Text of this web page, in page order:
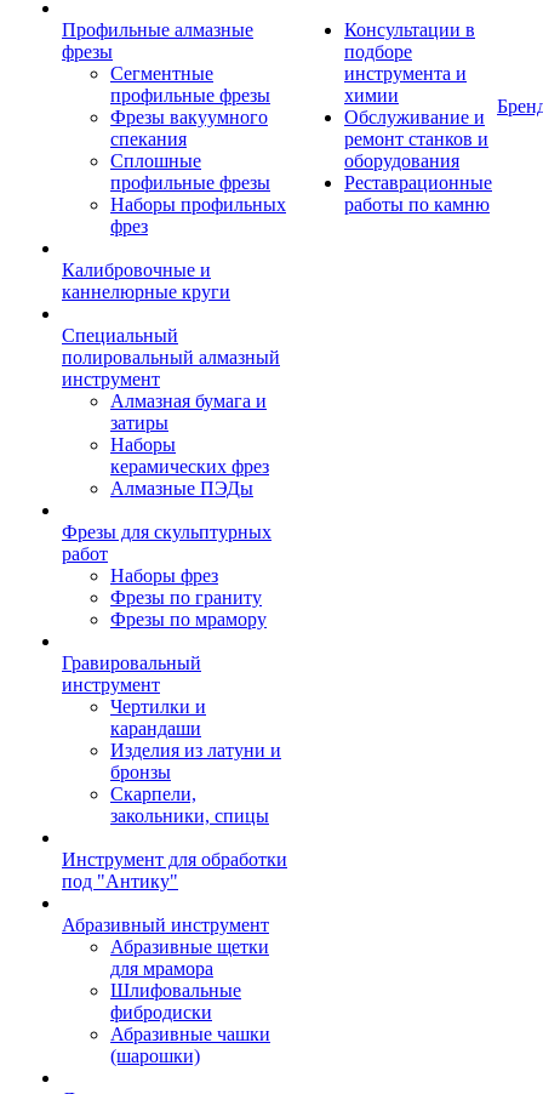
Профильные алмазные
фрезы
Сегментные
профильные фрезы
Фрезы вакуумного
спекания
Сплошные
профильные фрезы
Наборы профильных
фрез
Калибровочные и
каннелюрные круги
Специальный
полировальный алмазный
инструмент
Алмазная бумага и
затиры
Наборы
керамических фрез
Алмазные ПЭДы
Фрезы для скульптурных
работ
Наборы фрез
Фрезы по граниту
Фрезы по мрамору
Гравировальный
инструмент
Чертилки и
карандаши
Изделия из латуни и
бронзы
Скарпели,
закольники, спицы
Инструмент для обработки
под "Антику"
Абразивный инструмент
Абразивные щетки
для мрамора
Шлифовальные
фибродиски
Абразивные чашки
(шарошки)
Консультации в
подборе
инструмента и
химии
Обслуживание и
ремонт станков и
оборудования
Реставрационные
работы по камню